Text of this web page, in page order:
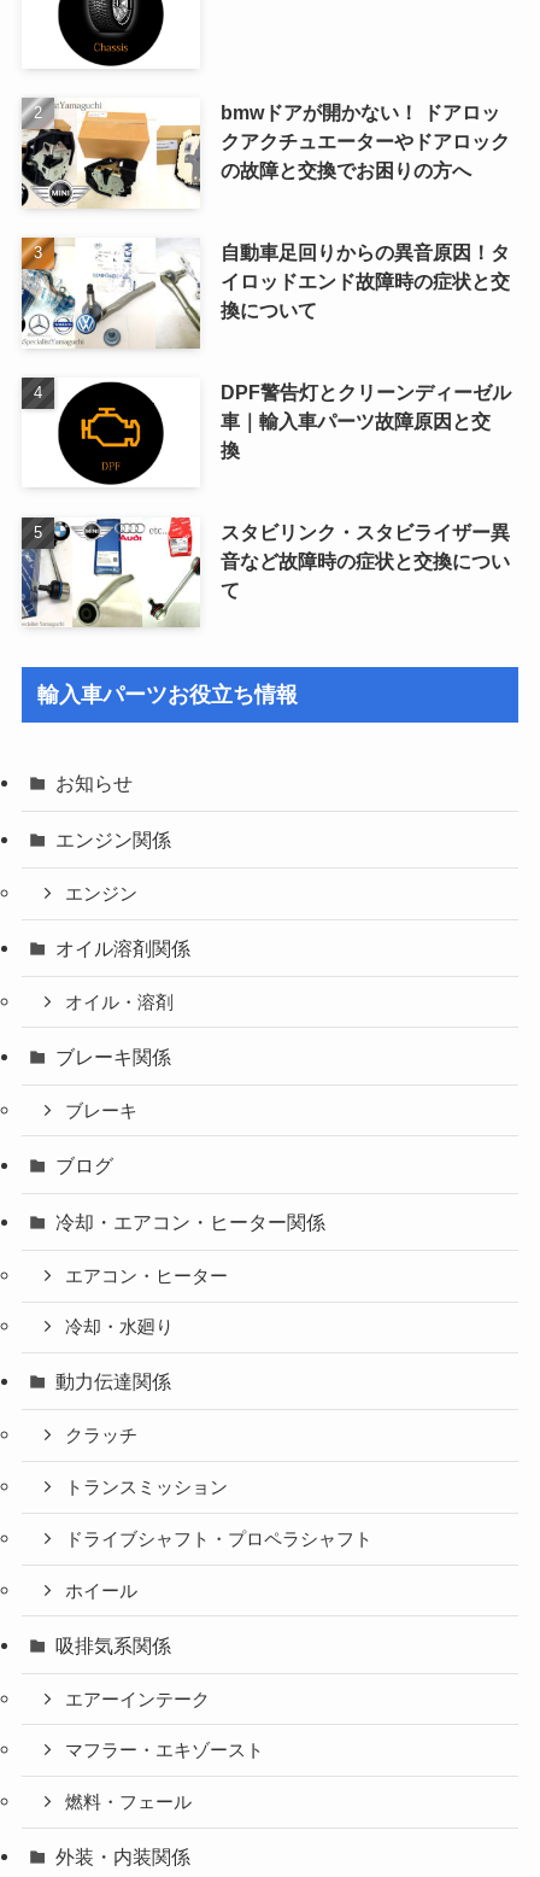
bmwドアが開かない！ ドアロッ
クアクチュエーターやドアロック
の故障と交換でお困りの方へ
自動車足回りからの異音原因！タ
イロッドエンド故障時の症状と交
換について
DPF警告灯とクリーンディーゼル
車｜輸入車パーツ故障原因と交
換
スタビリンク・スタビライザー異
音など故障時の症状と交換につい
て
輸入車パーツお役立ち情報
お知らせ
エンジン関係
エンジン
オイル溶剤関係
オイル・溶剤
ブレーキ関係
ブレーキ
ブログ
冷却・エアコン・ヒーター関係
エアコン・ヒーター
冷却・水廻り
動力伝達関係
クラッチ
トランスミッション
ドライブシャフト・プロペラシャフト
ホイール
吸排気系関係
エアーインテーク
マフラー・エキゾースト
燃料・フェール
外装・内装関係